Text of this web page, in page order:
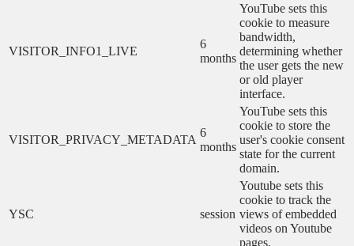
VISITOR_INFO1_LIVE
6
months
YouTube sets this
cookie to measure
bandwidth,
determining whether
the user gets the new
or old player
interface.
VISITOR_PRIVACY_METADATA
6
months
YouTube sets this
cookie to store the
user's cookie consent
state for the current
domain.
YSC session
Youtube sets this
cookie to track the
views of embedded
videos on Youtube
pages.